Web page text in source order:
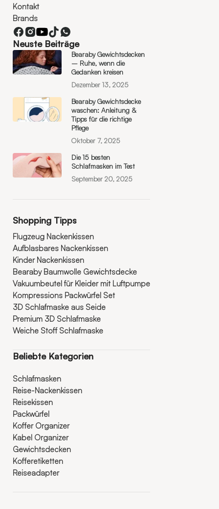
Kontakt
Brands
Neuste Beiträge
Bearaby Gewichtsdecken
– Ruhe, wenn die
Gedanken kreisen
Dezember 13, 2025
Bearaby Gewichtsdecke
waschen: Anleitung &
Tipps für die richtige
Pflege
Oktober 7, 2025
Die 15 besten
Schlafmasken im Test
September 20, 2025
Shopping Tipps
Flugzeug Nackenkissen
Aufblasbares Nackenkissen
Kinder Nackenkissen
Bearaby Baumwolle Gewichtsdecke
Vakuumbeutel für Kleider mit Luftpumpe
Kompressions Packwürfel Set
3D Schlafmaske aus Seide
Premium 3D Schlafmaske
Weiche Stoff Schlafmaske
Beliebte Kategorien
Schlafmasken
Reise-Nackenkissen
Reisekissen
Packwürfel
Koffer Organizer
Kabel Organizer
Gewichtsdecken
Kofferetiketten
Reiseadapter